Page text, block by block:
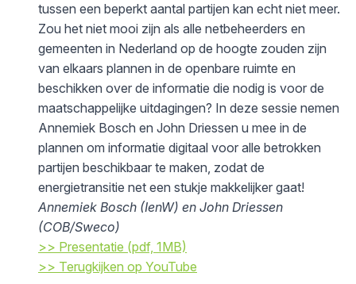
tussen een beperkt aantal partijen kan echt niet meer.
Zou het niet mooi zijn als alle netbeheerders en
gemeenten in Nederland op de hoogte zouden zijn
van elkaars plannen in de openbare ruimte en
beschikken over de informatie die nodig is voor de
maatschappelijke uitdagingen? In deze sessie nemen
Annemiek Bosch en John Driessen u mee in de
plannen om informatie digitaal voor alle betrokken
partijen beschikbaar te maken, zodat de
energietransitie net een stukje makkelijker gaat!
Annemiek Bosch (IenW) en John Driessen
(COB/Sweco)
>> Presentatie (pdf, 1MB)
>> Terugkijken op YouTube